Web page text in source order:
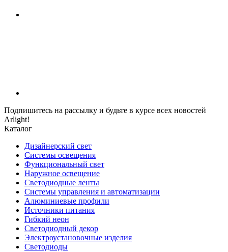
Подпишитесь на рассылку и будьте в курсе всех новостей
Arlight!
Каталог
Дизайнерский свет
Системы освещения
Функциональный свет
Наружное освещение
Светодиодные ленты
Системы управления и автоматизации
Алюминиевые профили
Источники питания
Гибкий неон
Светодиодный декор
Электроустановочные изделия
Светодиоды